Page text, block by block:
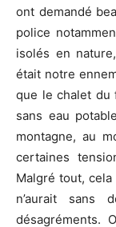
ont demandé
police
isolés en
était notre
que le chalet du
sans eau
montagne, au
certaines
Malgré tout,
n’aurait sans
désagréments.